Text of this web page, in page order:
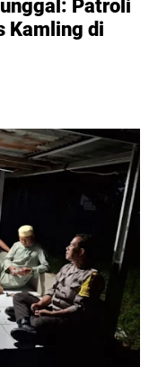
Patroli
Kamling di